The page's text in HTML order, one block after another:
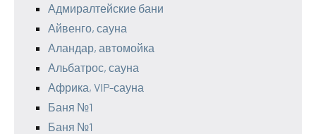
Адмиралтейские бани
Айвенго, сауна
Аландар, автомойка
Альбатрос, сауна
Африка, VIP-сауна
Баня №1
Баня №1